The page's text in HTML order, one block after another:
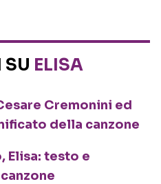
SU ELISA
Cremonini ed
della canzone
Elisa: testo e